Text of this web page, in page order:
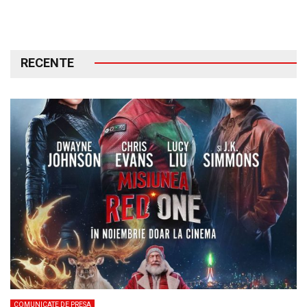
RECENTE
COMUNICATE DE PRESA